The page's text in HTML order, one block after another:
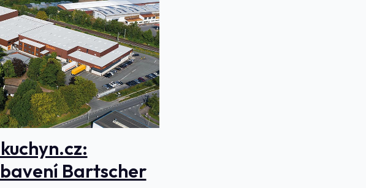
Bartscher